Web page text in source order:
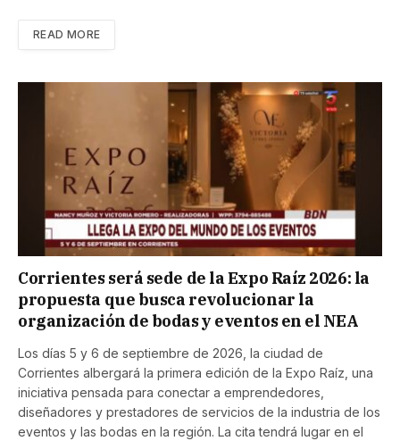
READ MORE
Corrientes será sede de la Expo Raíz 2026: la
propuesta que busca revolucionar la
organización de bodas y eventos en el NEA
Los días 5 y 6 de septiembre de 2026, la ciudad de
Corrientes albergará la primera edición de la Expo Raíz, una
iniciativa pensada para conectar a emprendedores,
diseñadores y prestadores de servicios de la industria de los
eventos y las bodas en la región. La cita tendrá lugar en el